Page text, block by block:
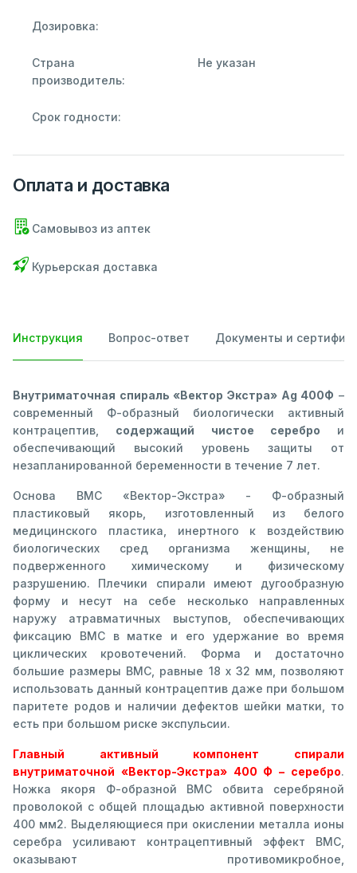
Дозировка:
Страна
производитель:
Не указан
Срок годности:
Оплата и доставка
Самовывоз из аптек
Курьерская доставка
Инструкция Вопрос-ответ Документы и
Внутриматочная спираль «Вектор Экстра» Ag 400Ф –
современный Ф-образный биологически активный
контрацептив, содержащий чистое серебро и
обеспечивающий высокий уровень защиты от
незапланированной беременности в течение 7 лет.
Основа ВМС «Вектор-Экстра» - Ф-образный
пластиковый якорь, изготовленный из белого
медицинского пластика, инертного к воздействию
биологических сред организма женщины, не
подверженного химическому и физическому
разрушению. Плечики спирали имеют дугообразную
форму и несут на себе несколько направленных
наружу атравматичных выступов, обеспечивающих
фиксацию ВМС в матке и его удержание во время
циклических кровотечений. Форма и достаточно
большие размеры ВМС, равные 18 х 32 мм, позволяют
использовать данный контрацептив даже при большом
паритете родов и наличии дефектов шейки матки, то
есть при большом риске экспульсии.
Главный активный компонент спирали
внутриматочной «Вектор-Экстра» 400 Ф – серебро.
Ножка якоря Ф-образной ВМС обвита серебряной
проволокой с общей площадью активной поверхности
400 мм2. Выделяющиеся при окислении металла ионы
серебра усиливают контрацептивный эффект ВМС,
оказывают противомикробное,